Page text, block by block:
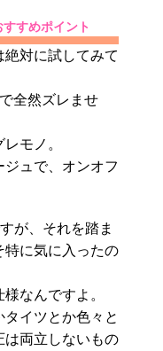
すめポイント
対に試してみて
全然ズレませ
モノ。
ュで、オンオフ
が、それを踏ま
特に気に入ったの
なんですよ。
イツとか色々と
両立しないもの